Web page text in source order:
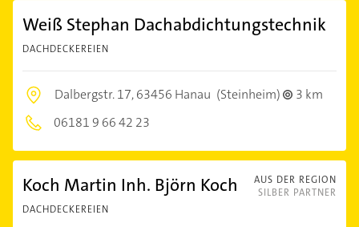
Weiß Stephan Dachabdichtungstechnik
DACHDECKEREIEN
Dalbergstr. 17,63456 Hanau (Steinheim)
3 km
06181 9 66 42 23
AUS DER REGION
SILBER PARTNER
Koch Martin Inh. Björn Koch
DACHDECKEREIEN